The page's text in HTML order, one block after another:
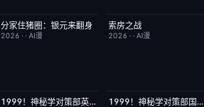
完结 9.0
分家住猪圈：银元来翻身
2026 · ·AI漫
完结
索房之战
2026 · · AI漫
更新至第3集 10.01999！神秘学对策部英语 更新至第3集 2.0 1999！神秘学对策部国语